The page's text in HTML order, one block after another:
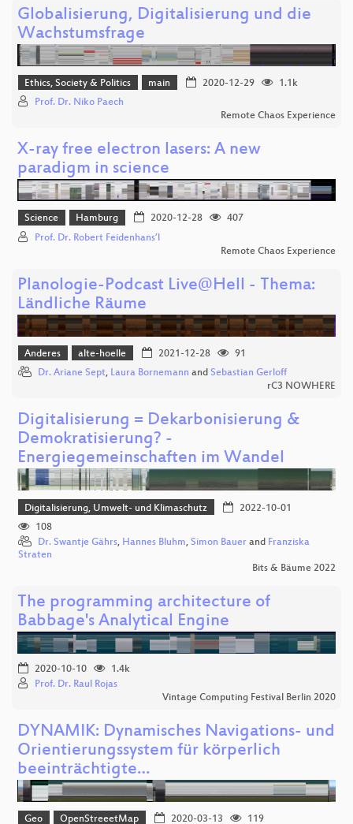
Globalisierung, Digitalisierung und die
Wachstumsfrage
Ethics, Society & Politics main 2020-12-29
1.1k
Prof. Dr. Niko Paech
Remote Chaos Experience
X-ray free electron lasers: A new
paradigm in science
Science Hamburg 2020-12-28
407
Prof. Dr. Robert Feidenhans’l
Remote Chaos Experience
Planologie-Podcast Live@Hell - Thema:
Ländliche Räume
Anderes alte-hoelle 2021-12-28
91
Dr. Ariane Sept, Laura Bornemann and Sebastian Gerloff
rC3 NOWHERE
Digitalisierung = Dekarbonisierung &
Demokratisierung? -
Energiegemeinschaften im Wandel
Digitalisierung, Umwelt- und Klimaschutz
2022-10-01
108
Dr. Swantje Gährs, Hannes Bluhm, Simon Bauer and Franziska
Straten
Bits & Bäume 2022
The programming architecture of
Babbage's Analytical Engine
2020-10-10
1.4k
Prof. Dr. Raul Rojas
Vintage Computing Festival Berlin 2020
DYNAMIK: Dynamisches Navigations- und
Orientierungssystem für körperlich
beeinträchtigte…
Geo OpenStreeetMap 2020-03-13 119